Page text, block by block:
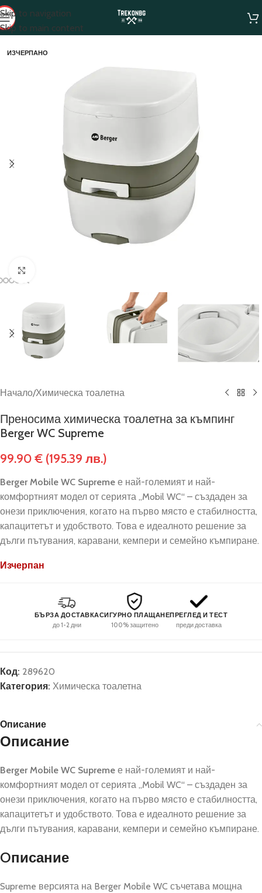
Skip to navigation
Skip to main content
ИЗЧЕРПАНО
Начало/Химическа тоалетна
Преносима химическа тоалетна за къмпинг
Berger WC Supreme
99.90€ (195.39 лв.)
Berger Mobile WC Supreme е най-големият и най-
комфортният модел от серията „Mobil WC“ – създаден за
онези приключения, когато на първо място е стабилността,
капацитетът и удобството. Това е идеалното решение за
дълги пътувания, каравани, кемпери и семейно къмпиране.
Изчерпан
БЪРЗА ДОСТАВКА
до 1-2 дни
СИГУРНО ПЛАЩАНЕ
100% защитено
ПРЕГЛЕД И ТЕСТ
преди доставка
Код: 289620
Категория: Химическа тоалетна
Описание
Описание
Berger Mobile WC Supreme е най-големият и най-
комфортният модел от серията „Mobil WC“ – създаден за
онези приключения, когато на първо място е стабилността,
капацитетът и удобството. Това е идеалното решение за
дълги пътувания, каравани, кемпери и семейно къмпиране.
Oписание
Supreme версията на Berger Mobile WC съчетава мощна